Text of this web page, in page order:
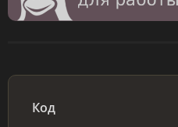
Код